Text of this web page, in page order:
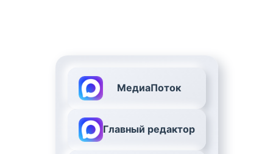
МедиаПоток
Главный редактор